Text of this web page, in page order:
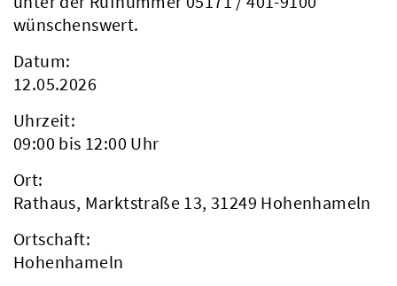
wünschenswert.
Datum:
12.05.2026
Uhrzeit:
09:00 bis 12:00 Uhr
Ort:
Rathaus, Marktstraße 13, 31249 Hohenhameln
Ortschaft:
Hohenhameln